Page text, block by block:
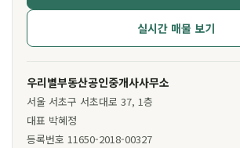
실시간 매물 보기
우리별부동산공인중개사사무소
서울 서초구 서초대로 37, 1층
대표 박혜정
등록번호 11650-2018-00327